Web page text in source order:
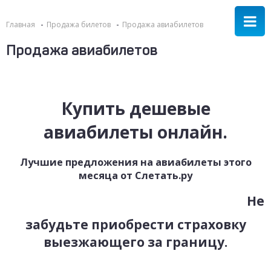
Главная Продажа билетов Продажа авиабилетов
Продажа авиабилетов
Купить дешевые
авиабилеты онлайн.
Лучшие предложения на авиабилеты этого
месяца от Слетать.ру
Не
забудьте приобрести страховку
выезжающего за границу.